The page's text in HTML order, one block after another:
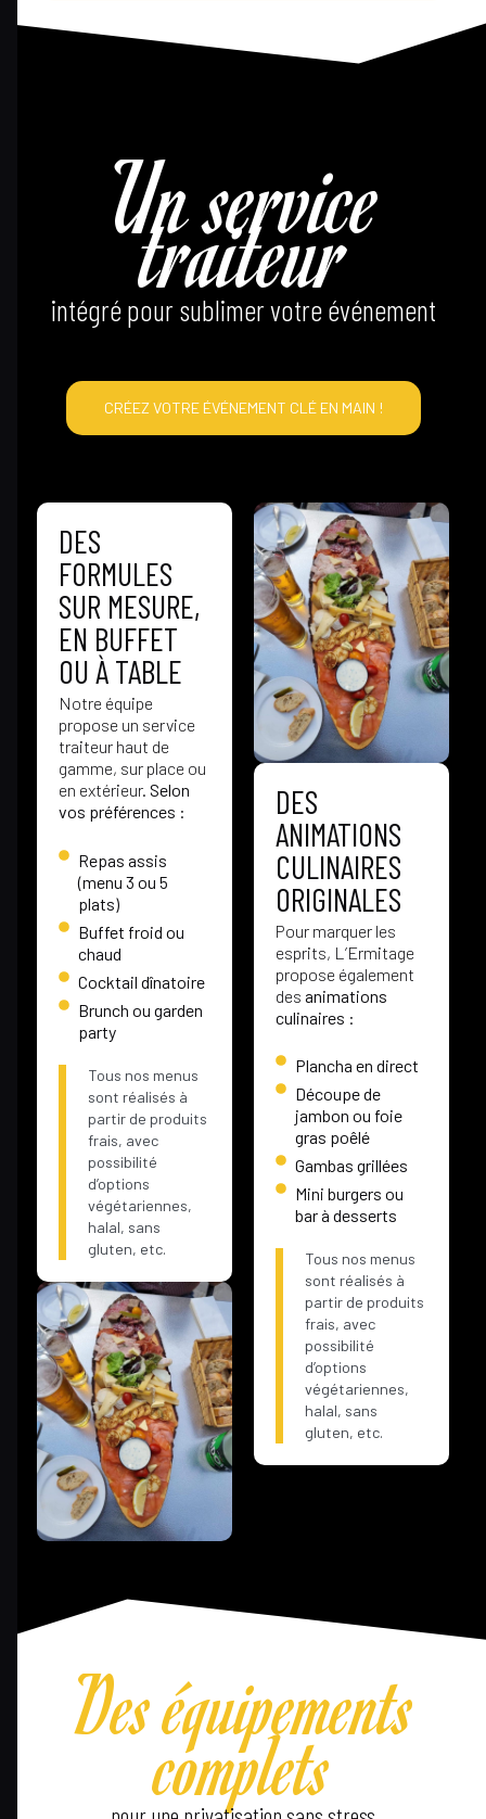
Un service
traiteur
intégré pour sublimer votre événement
CRÉEZ VOTRE ÉVÉNEMENT CLÉ EN MAIN !
DES
FORMULES
SUR MESURE,
EN BUFFET
OU À TABLE
Notre équipe
propose un service
traiteur haut de
gamme, sur place ou
en extérieur.Selon
vos préférences :
Repas assis
(menu 3 ou 5
plats)
Buffet froid ou
chaud
Cocktail dînatoire
Brunch ou garden
party
Tous nos menus
sont réalisés à
partir de produits
frais, avec
possibilité
d’options
végétariennes,
halal, sans
gluten, etc.
DES
ANIMATIONS
CULINAIRES
ORIGINALES
Pour marquer les
esprits, L’Ermitage
propose également
des animations
culinaires :
Plancha en direct
Découpe de
jambon ou foie
gras poêlé
Gambas grillées
Mini burgers ou
bar à desserts
Tous nos menus
sont réalisés à
partir de produits
frais, avec
possibilité
d’options
végétariennes,
halal, sans
gluten, etc.
Des équipements
complets